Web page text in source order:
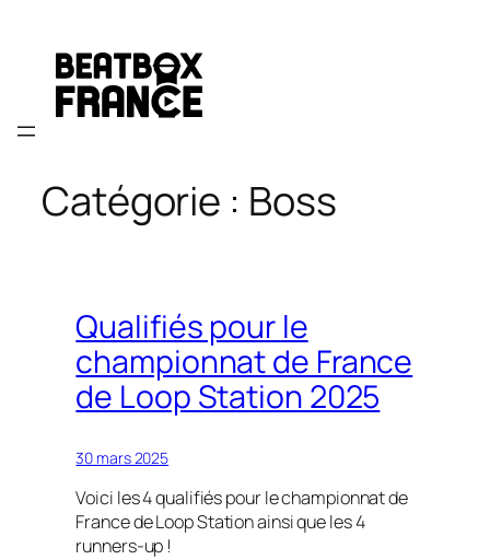
contenu
Catégorie : Boss
Qualifiés pour le
championnat de France
de Loop Station 2025
30 mars 2025
Voici les 4 qualifiés pour le championnat de
France de Loop Station ainsi que les 4
runners-up !